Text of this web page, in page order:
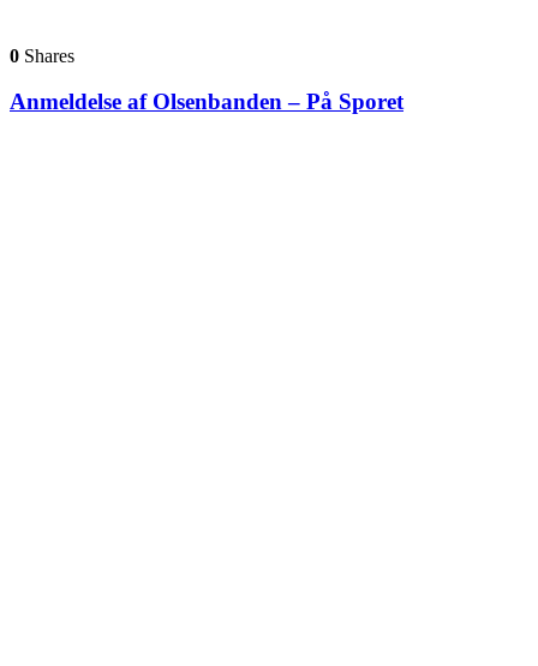
0 Shares
Anmeldelse af Olsenbanden – På Sporet